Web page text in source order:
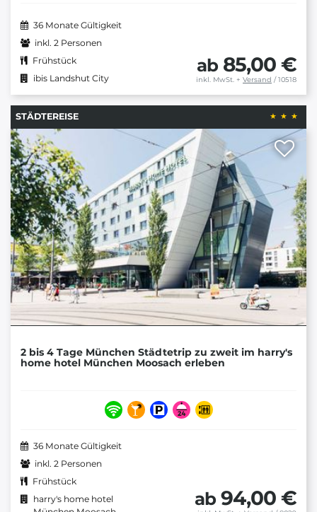
36 Monate Gültigkeit
inkl. 2 Personen
Frühstück
ibis Landshut City
ab 85,00 €
inkl. MwSt. + Versand / 10518
STÄDTEREISE
2 bis 4 Tage München Städtetrip zu zweit im harry's
home hotel München Moosach erleben
36 Monate Gültigkeit
inkl. 2 Personen
Frühstück
harry's home hotel
ab 94,00 €